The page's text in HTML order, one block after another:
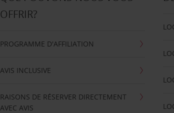
OFFRIR?
PROGRAMME D'AFFILIATION
AVIS INCLUSIVE
RAISONS DE RÉSERVER DIRECTEMENT
AVEC AVIS